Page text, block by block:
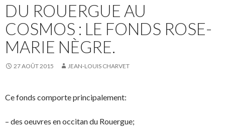
DU ROUERGUE AU
COSMOS : LE FONDS ROSE-
MARIE NÈGRE.
27 AOÛT 2015 JEAN-LOUIS CHARVET
Ce fonds comporte principalement:
– des oeuvres en occitan du Rouergue;